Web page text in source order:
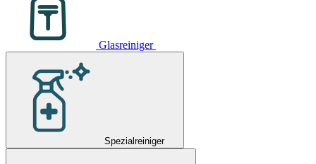
Glasreiniger
Spezialreiniger